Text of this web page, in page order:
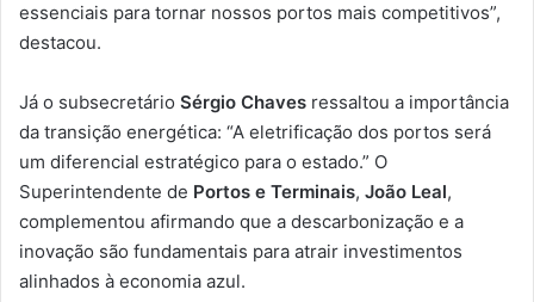
essenciais para tornar nossos portos mais competitivos”,
destacou.
Já o subsecretário Sérgio Chaves ressaltou a importância
da transição energética: “A eletrificação dos portos será
um diferencial estratégico para o estado.” O
Superintendente de Portos e Terminais, João Leal,
complementou afirmando que a descarbonização e a
inovação são fundamentais para atrair investimentos
alinhados à economia azul.